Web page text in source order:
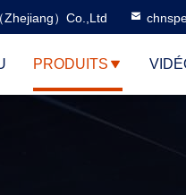
Zhejiang）Co.,Ltd
PRODUITS